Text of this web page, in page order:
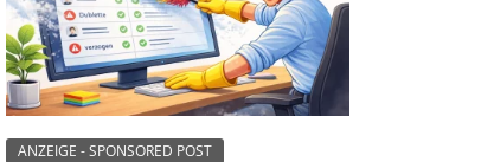
ANZEIGE - SPONSORED POST